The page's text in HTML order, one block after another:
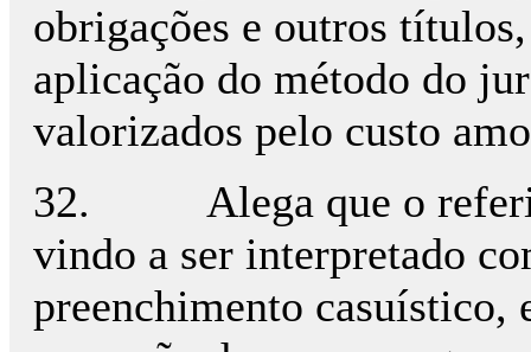
obrigações e outros
aplicação do método do
valorizados pelo custo
32. Alega que o
vindo a ser interpretado
preenchimento casuístico,